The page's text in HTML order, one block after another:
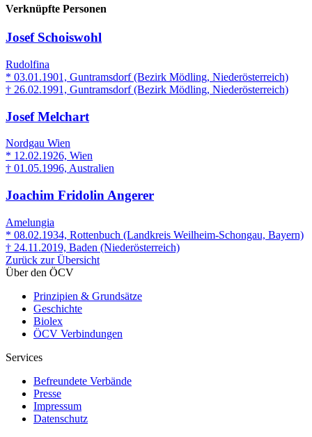
Verknüpfte Personen
Josef Schoiswohl
Rudolfina
* 03.01.1901, Guntramsdorf (Bezirk Mödling, Niederösterreich)
† 26.02.1991, Guntramsdorf (Bezirk Mödling, Niederösterreich)
Josef Melchart
Nordgau Wien
* 12.02.1926, Wien
† 01.05.1996, Australien
Joachim Fridolin Angerer
Amelungia
* 08.02.1934, Rottenbuch (Landkreis Weilheim-Schongau, Bayern)
† 24.11.2019, Baden (Niederösterreich)
Zurück zur Übersicht
Über den ÖCV
Prinzipien & Grundsätze
Geschichte
Biolex
ÖCV Verbindungen
Services
Befreundete Verbände
Presse
Impressum
Datenschutz